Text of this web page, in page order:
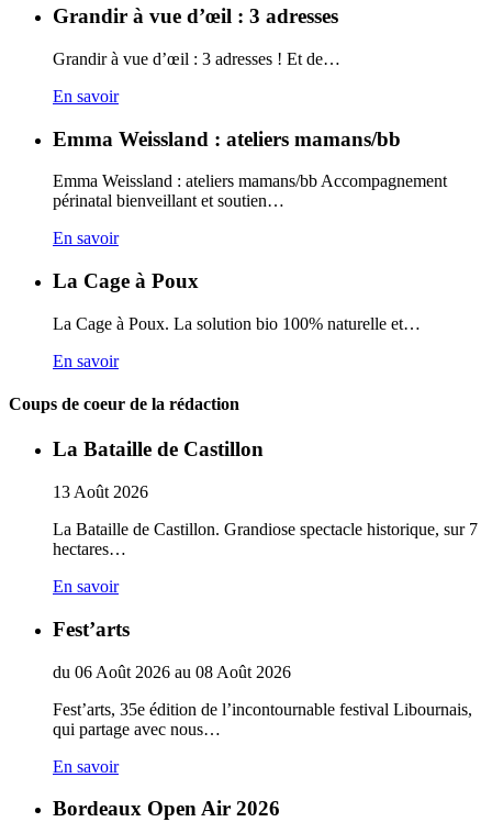
Grandir à vue d’œil : 3 adresses
Grandir à vue d’œil : 3 adresses ! Et de…
En savoir
Emma Weissland : ateliers mamans/bb
Emma Weissland : ateliers mamans/bb Accompagnement
périnatal bienveillant et soutien…
En savoir
La Cage à Poux
La Cage à Poux. La solution bio 100% naturelle et…
En savoir
Coups de coeur de la rédaction
La Bataille de Castillon
13 Août 2026
La Bataille de Castillon. Grandiose spectacle historique, sur 7
hectares…
En savoir
Fest’arts
du 06 Août 2026 au 08 Août 2026
Fest’arts, 35e édition de l’incontournable festival Libournais,
qui partage avec nous…
En savoir
Bordeaux Open Air 2026